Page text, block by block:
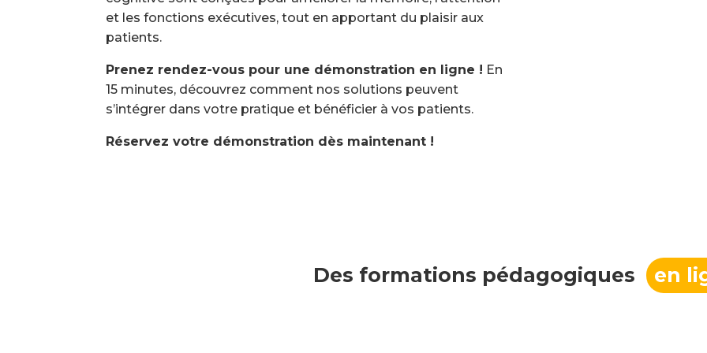
et les fonctions exécutives, tout en apportant du plaisir aux
patients.
Prenez rendez-vous pour une démonstration en ligne ! En
15 minutes, découvrez comment nos solutions peuvent
s’intégrer dans votre pratique et bénéficier à vos patients.
Réservez votre démonstration dès maintenant !
Des formations pédagogiques en